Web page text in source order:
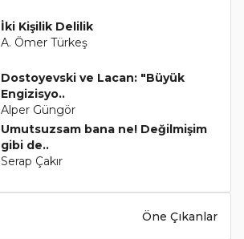
İki Kişilik Delilik
A. Ömer Türkeş
Dostoyevski ve Lacan: "Büyük
Engizisyo..
Alper Güngör
Umutsuzsam bana ne! Değilmişim
gibi de..
Serap Çakır
Öne Çıkanlar